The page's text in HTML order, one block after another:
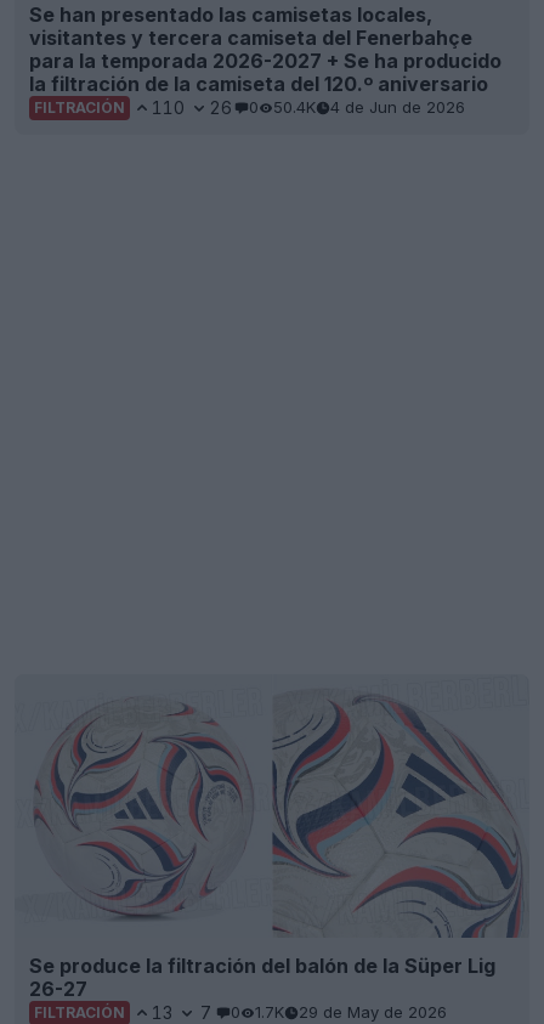
Se han presentado las camisetas locales,
visitantes y tercera camiseta del Fenerbahçe
para la temporada 2026-2027 + Se ha producido
la filtración de la camiseta del 120.º aniversario
FILTRACIÓN 110 26 0 50.4K 4 de Jun de 2026
Se produce la filtración del balón de la Süper Lig
26-27
FILTRACIÓN 13 7 0 1.7K 29 de May de 2026